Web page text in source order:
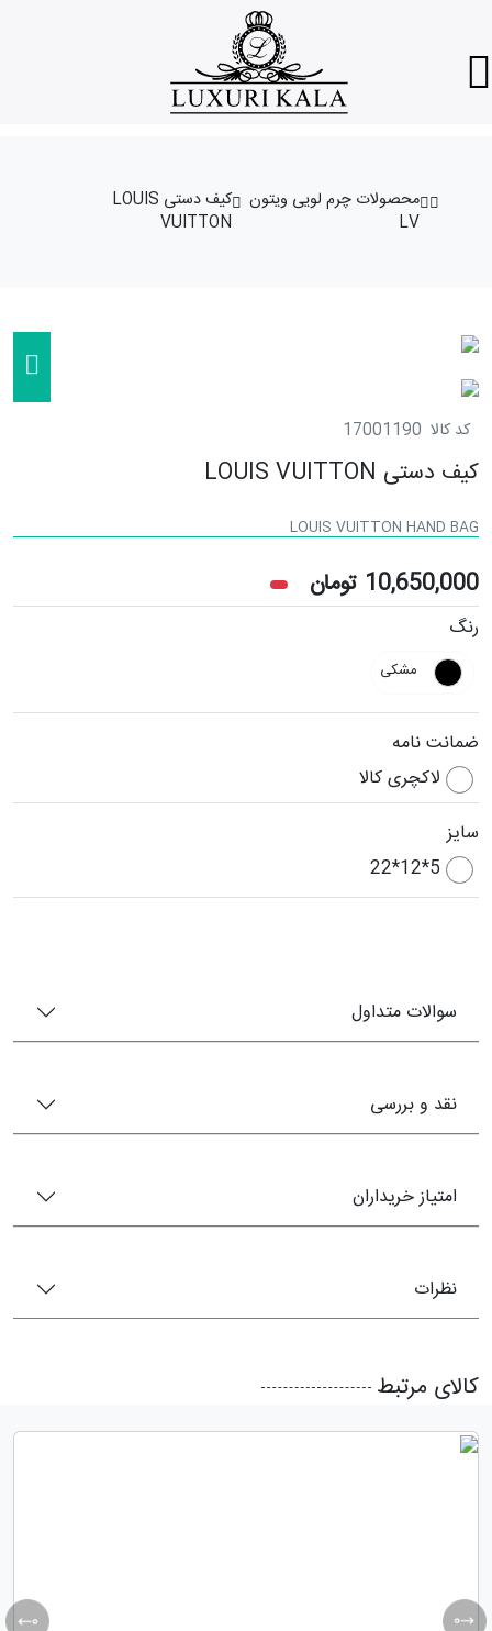
محصولات چرم لویی ویتون
LV
کیف دستی LOUIS
VUITTON
کد کالا 17001190
کیف دستی LOUIS VUITTON
LOUIS VUITTON HAND BAG
10,650,000 تومان
رنگ
مشکی
ضمانت نامه
لاکچری کالا
سایز
5*12*22
سوالات متداول
نقد و بررسی
امتیاز خریداران
نظرات
کالای مرتبط